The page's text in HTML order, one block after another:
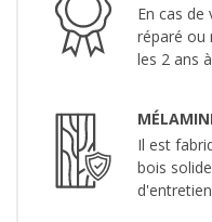
En cas
réparé ou
les 2 ans
Il est
bois